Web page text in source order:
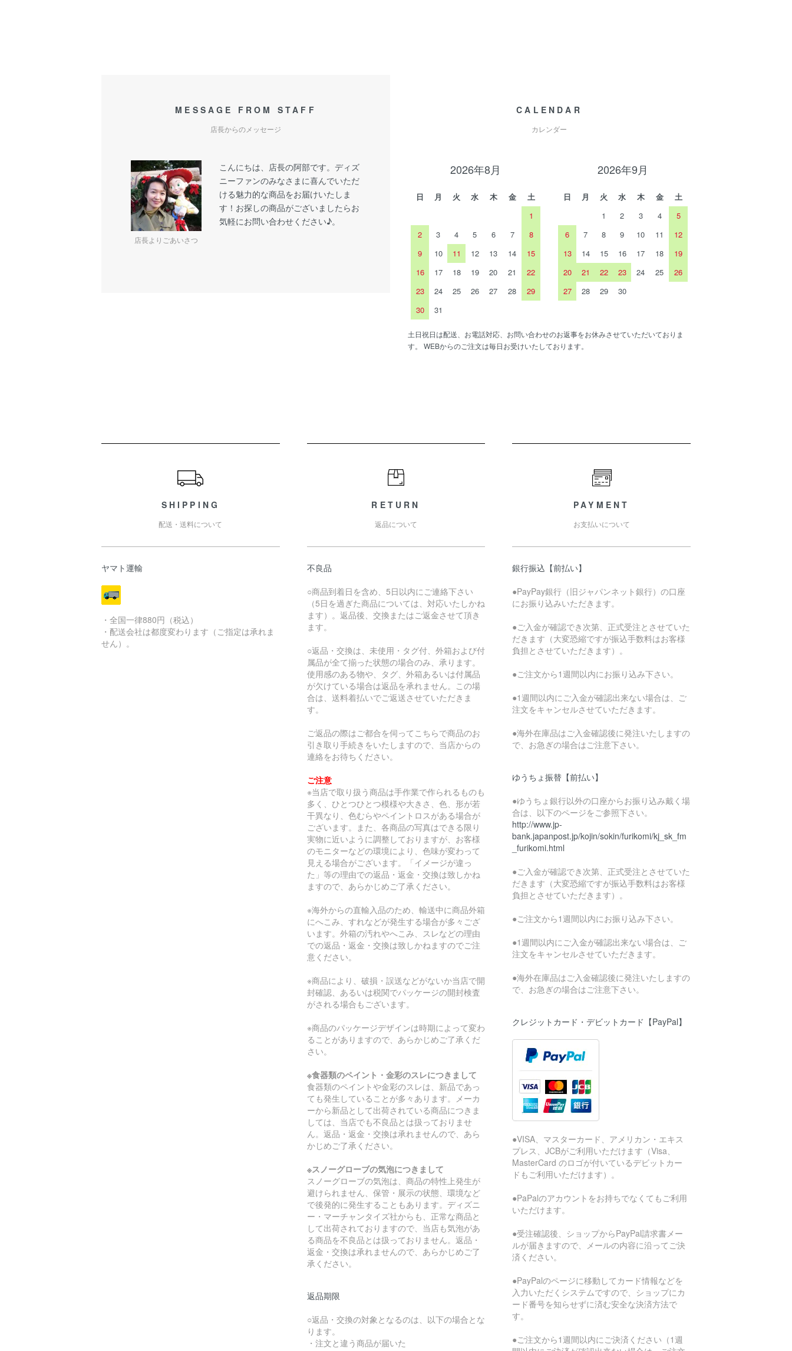
MESSAGE FROM STAFF
店長からのメッセージ
店長よりごあいさつ
こんにちは、店長の阿部です。ディズ
ニーファンのみなさまに喜んでいただ
ける魅力的な商品をお届けいたしま
す！お探しの商品がございましたらお
気軽にお問い合わせください♪。
CALENDAR
カレンダー
2026年8月
日 月 火 水 木 金
土
1
2
3 4 5 6 7
8
9
10 11 12 13 14
15
16
17 18 19 20 21
22
23
24 25 26 27 28
29
30
31
2026年9月
日 月 火 水 木 金
土
1
2 3 4
5
6
7 8 9 10 11
12
13
14 15 16 17 18
19
20
21 22 23 24 25
26
27
28 29 30
土日祝日は配送、お電話対応、お問い合わせのお返事をお休みさせていただいておりま
す。 WEBからのご注文は毎日お受けいたしております。
SHIPPING
配送・送料について
ヤマト運輸
・全国一律880円（税込）
・配送会社は都度変わります（ご指定は承れま
せん）。
RETURN
返品について
不良品
○商品到着日を含め、5日以内にご連絡下さい
（5日を過ぎた商品については、対応いたしかね
ます）。返品後、交換またはご返金させて頂き
ます。
○返品・交換は、未使用・タグ付、外箱および付
属品が全て揃った状態の場合のみ、承ります。
使用感のある物や、タグ、外箱あるいは付属品
が欠けている場合は返品を承れません。この場
合は、送料着払いでご返送させていただきま
す。
ご返品の際はご都合を伺ってこちらで商品のお
引き取り手続きをいたしますので、当店からの
連絡をお待ちください。
ご注意
※当店で取り扱う商品は手作業で作られるものも
多く、ひとつひとつ模様や大きさ、色、形が若
干異なり、色むらやペイントロスがある場合が
ございます。また、各商品の写真はできる限り
実物に近いように調整しておりますが、お客様
のモニターなどの環境により、色味が変わって
見える場合がございます。「イメージが違っ
た」等の理由での返品・返金・交換は致しかね
ますので、あらかじめご了承ください。
※海外からの直輸入品のため、輸送中に商品外箱
にへこみ、すれなどが発生する場合が多々ござ
います。外箱の汚れやへこみ、スレなどの理由
での返品・返金・交換は致しかねますのでご注
意ください。
※商品により、破損・誤送などがないか当店で開
封確認、あるいは税関でパッケージの開封検査
がされる場合もございます。
※商品のパッケージデザインは時期によって変わ
ることがありますので、あらかじめご了承くだ
さい。
※食器類のペイント・金彩のスレにつきまして
食器類のペイントや金彩のスレは、新品であっ
ても発生していることが多々あります。メーカ
ーから新品として出荷されている商品につきま
しては、当店でも不良品とは扱っておりませ
ん。返品・返金・交換は承れませんので、あら
かじめご了承ください。
※スノーグローブの気泡につきまして
スノーグローブの気泡は、商品の特性上発生が
避けられません、保管・展示の状態、環境など
で後発的に発生することもあります。ディズニ
ー・マーチャンタイズ社からも、正常な商品と
して出荷されておりますので、当店も気泡があ
る商品を不良品とは扱っておりません。返品・
返金・交換は承れませんので、あらかじめご了
承ください。
返品期限
○返品・交換の対象となるのは、以下の場合とな
ります。
・注文と違う商品が届いた
PAYMENT
お支払いについて
銀行振込【前払い】
●PayPay銀行（旧ジャパンネット銀行）の口座
にお振り込みいただきます。
●ご入金が確認でき次第、正式受注とさせていた
だきます（大変恐縮ですが振込手数料はお客様
負担とさせていただきます）。
●ご注文から1週間以内にお振り込み下さい。
●1週間以内にご入金が確認出来ない場合は、ご
注文をキャンセルさせていただきます。
●海外在庫品はご入金確認後に発注いたしますの
で、お急ぎの場合はご注意下さい。
ゆうちょ振替【前払い】
●ゆうちょ銀行以外の口座からお振り込み戴く場
合は、以下のページをご参照下さい。
http://www.jp-
bank.japanpost.jp/kojin/sokin/furikomi/kj_sk_fm
_furikomi.html
●ご入金が確認でき次第、正式受注とさせていた
だきます（大変恐縮ですが振込手数料はお客様
負担とさせていただきます）。
●ご注文から1週間以内にお振り込み下さい。
●1週間以内にご入金が確認出来ない場合は、ご
注文をキャンセルさせていただきます。
●海外在庫品はご入金確認後に発注いたしますの
で、お急ぎの場合はご注意下さい。
クレジットカード・デビットカード【PayPal】
●VISA、マスターカード、アメリカン・エキス
プレス、JCBがご利用いただけます（Visa、
MasterCard のロゴが付いているデビットカー
ドもご利用いただけます）。
●PaPalのアカウントをお持ちでなくてもご利用
いただけます。
●受注確認後、ショップからPayPal請求書メー
ルが届きますので、メールの内容に沿ってご決
済ください。
●PayPalのページに移動してカード情報などを
入力いただくシステムですので、ショップにカ
ード番号を知らせずに済む安全な決済方法で
す。
●ご注文から1週間以内にご決済ください（1週